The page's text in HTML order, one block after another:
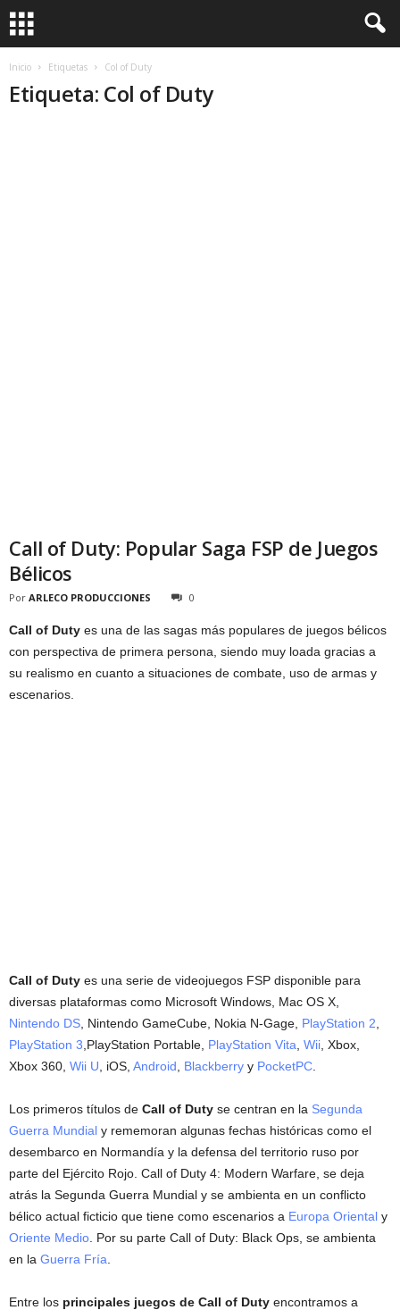
Inicio Etiquetas Col of Duty
Etiqueta: Col of Duty
Call of Duty: Popular Saga FSP de Juegos
Bélicos
Por ARLECO PRODUCCIONES 0
Call of Duty es una de las sagas más populares de juegos bélicos
con perspectiva de primera persona, siendo muy loada gracias a
su realismo en cuanto a situaciones de combate, uso de armas y
escenarios.
Call of Duty es una serie de videojuegos FSP disponible para
diversas plataformas como Microsoft Windows, Mac OS X,
Nintendo DS , Nintendo GameCube, Nokia N-Gage, PlayStation 2
PlayStation 3 ,PlayStation Portable, PlayStation Vita Wii , Xbox,
Xbox 360, Wii U , iOS, Android Blackberry y PocketPC
Los primeros títulos de Call of Duty se centran en la Segunda
Guerra Mundial y rememoran algunas fechas históricas como el
desembarco en Normandía y la defensa del territorio ruso por
parte del Ejército Rojo. Call of Duty 4: Modern Warfare, se deja
atrás la Segunda Guerra Mundial y se ambienta en un conflicto
bélico actual ficticio que tiene como escenarios a Europa Oriental y
Oriente Medio . Por su parte Call of Duty: Black Ops, se ambienta
en la Guerra Fría
Entre los principales juegos de Call of Duty encontramos a